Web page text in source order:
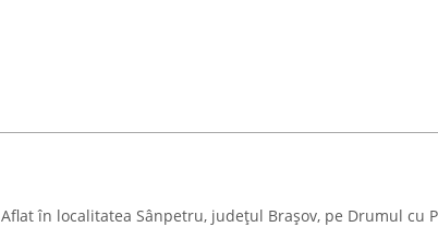
Aflat în localitatea Sânpetru, județul Brașov, pe Drumul cu